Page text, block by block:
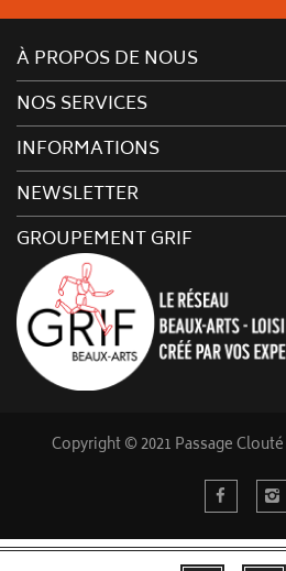
À PROPOS DE NOUS
NOS SERVICES
INFORMATIONS
NEWSLETTER
GROUPEMENT GRIF
Copyright © 2021 Passage